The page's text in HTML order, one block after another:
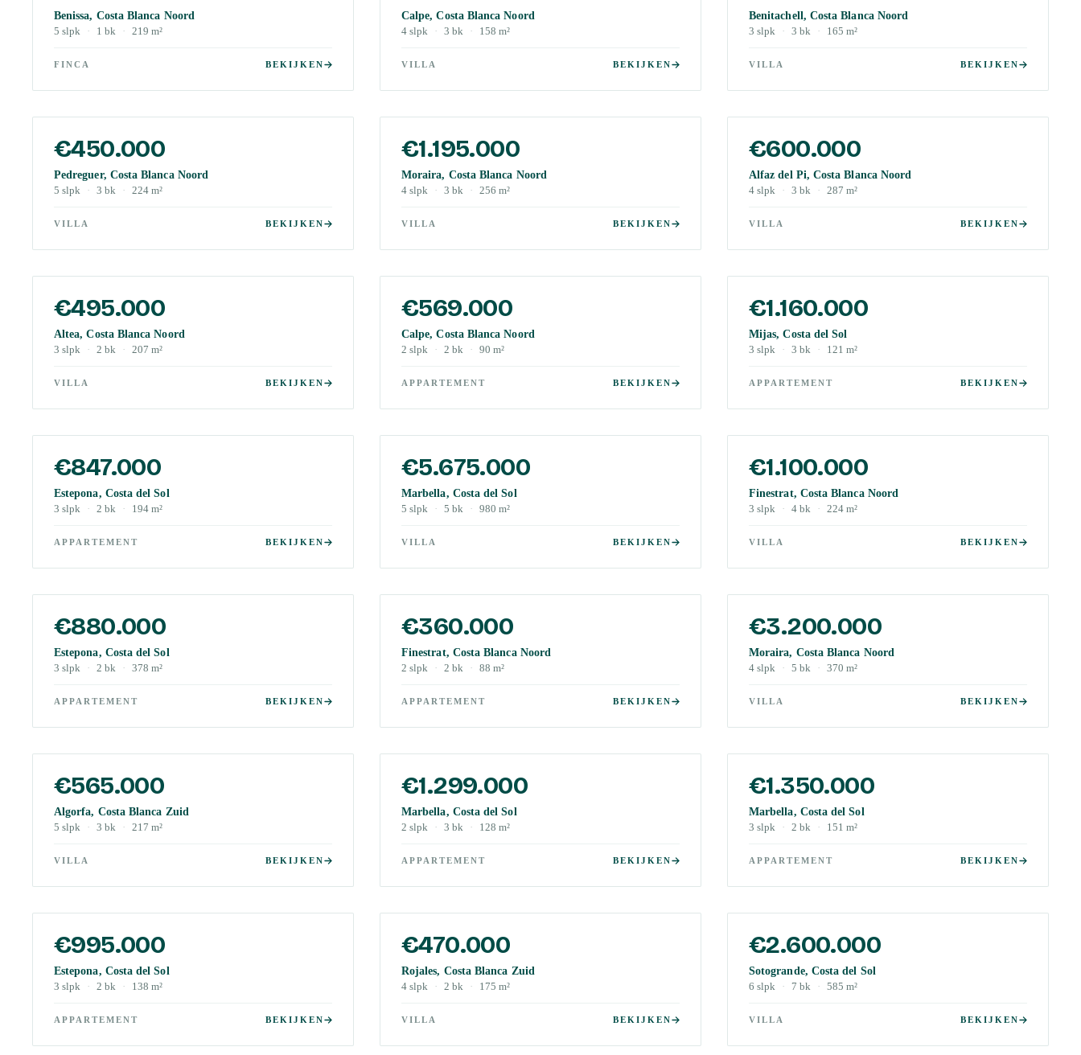
Benissa, Costa Blanca Noord
5 slpk · 1 bk · 219 m²
FINCA BEKIJKEN
Calpe, Costa Blanca Noord
4 slpk · 3 bk · 158 m²
VILLA BEKIJKEN
Benitachell, Costa Blanca Noord
3 slpk · 3 bk · 165 m²
VILLA BEKIJKEN
€450.000
Pedreguer, Costa Blanca Noord
5 slpk · 3 bk · 224 m²
VILLA BEKIJKEN
€1.195.000
Moraira, Costa Blanca Noord
4 slpk · 3 bk · 256 m²
VILLA BEKIJKEN
€600.000
Alfaz del Pi, Costa Blanca Noord
4 slpk · 3 bk · 287 m²
VILLA BEKIJKEN
€495.000
Altea, Costa Blanca Noord
3 slpk · 2 bk · 207 m²
VILLA BEKIJKEN
€569.000
Calpe, Costa Blanca Noord
2 slpk · 2 bk · 90 m²
APPARTEMENT BEKIJKEN
€1.160.000
Mijas, Costa del Sol
3 slpk · 3 bk · 121 m²
APPARTEMENT BEKIJKEN
€847.000
Estepona, Costa del Sol
3 slpk · 2 bk · 194 m²
APPARTEMENT BEKIJKEN
€5.675.000
Marbella, Costa del Sol
5 slpk · 5 bk · 980 m²
VILLA BEKIJKEN
€1.100.000
Finestrat, Costa Blanca Noord
3 slpk · 4 bk · 224 m²
VILLA BEKIJKEN
€880.000
Estepona, Costa del Sol
3 slpk · 2 bk · 378 m²
APPARTEMENT BEKIJKEN
€360.000
Finestrat, Costa Blanca Noord
2 slpk · 2 bk · 88 m²
APPARTEMENT BEKIJKEN
€3.200.000
Moraira, Costa Blanca Noord
4 slpk · 5 bk · 370 m²
VILLA BEKIJKEN
€565.000
Algorfa, Costa Blanca Zuid
5 slpk · 3 bk · 217 m²
VILLA BEKIJKEN
€1.299.000
Marbella, Costa del Sol
2 slpk · 3 bk · 128 m²
APPARTEMENT BEKIJKEN
€1.350.000
Marbella, Costa del Sol
3 slpk · 2 bk · 151 m²
APPARTEMENT BEKIJKEN
€995.000
Estepona, Costa del Sol
3 slpk · 2 bk · 138 m²
APPARTEMENT BEKIJKEN
€470.000
Rojales, Costa Blanca Zuid
4 slpk · 2 bk · 175 m²
VILLA BEKIJKEN
€2.600.000
Sotogrande, Costa del Sol
6 slpk · 7 bk · 585 m²
VILLA BEKIJKEN